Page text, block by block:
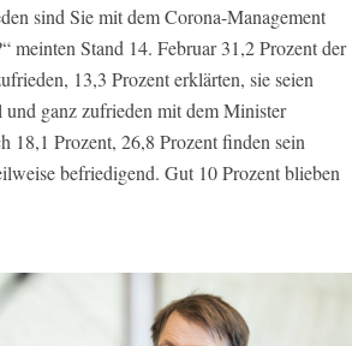
sind Sie mit dem Corona-Management
meinten Stand 14. Februar 31,2 Prozent der
13,3 Prozent erklärten, sie seien
ganz zufrieden mit dem Minister
18,1 Prozent, 26,8 Prozent finden sein
befriedigend. Gut 10 Prozent blieben